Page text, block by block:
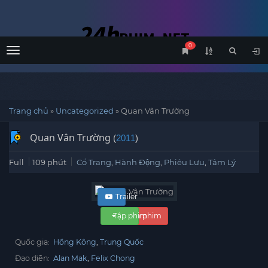
Menu
0
Trang chủ » Uncategorized »Quan Vân Trường
Quan Vân Trường (2011)
Full 109 phút Cổ Trang Hành Động Phiêu Lưu Tâm Lý
Xem phim
Trailer
Tập phim
Quốc gia: Hồng Kông Trung Quốc
Đạo diễn: Alan Mak Felix Chong